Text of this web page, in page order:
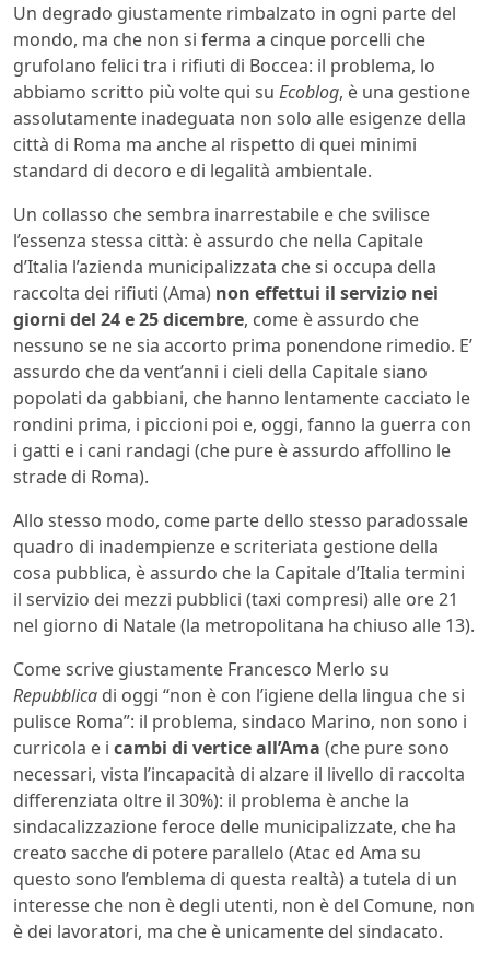
Un degrado giustamente rimbalzato in ogni parte del
mondo, ma che non si ferma a cinque porcelli che
grufolano felici tra i rifiuti di Boccea: il problema, lo
abbiamo scritto più volte qui su Ecoblog, è una gestione
assolutamente inadeguata non solo alle esigenze della
città di Roma ma anche al rispetto di quei minimi
standard di decoro e di legalità ambientale.
Un collasso che sembra inarrestabile e che svilisce
l’essenza stessa città: è assurdo che nella Capitale
d’Italia l’azienda municipalizzata che si occupa della
raccolta dei rifiuti (Ama) non effettui il servizio nei
giorni del 24 e 25 dicembre, come è assurdo che
nessuno se ne sia accorto prima ponendone rimedio. E’
assurdo che da vent’anni i cieli della Capitale siano
popolati da gabbiani, che hanno lentamente cacciato le
rondini prima, i piccioni poi e, oggi, fanno la guerra con
i gatti e i cani randagi (che pure è assurdo affollino le
strade di Roma).
Allo stesso modo, come parte dello stesso paradossale
quadro di inadempienze e scriteriata gestione della
cosa pubblica, è assurdo che la Capitale d’Italia termini
il servizio dei mezzi pubblici (taxi compresi) alle ore 21
nel giorno di Natale (la metropolitana ha chiuso alle 13).
Come scrive giustamente Francesco Merlo su
Repubblica di oggi “non è con l’igiene della lingua che si
pulisce Roma”: il problema, sindaco Marino, non sono i
curricola e i cambi di vertice all’Ama (che pure sono
necessari, vista l’incapacità di alzare il livello di raccolta
differenziata oltre il 30%): il problema è anche la
sindacalizzazione feroce delle municipalizzate, che ha
creato sacche di potere parallelo (Atac ed Ama su
questo sono l’emblema di questa realtà) a tutela di un
interesse che non è degli utenti, non è del Comune, non
è dei lavoratori, ma che è unicamente del sindacato.